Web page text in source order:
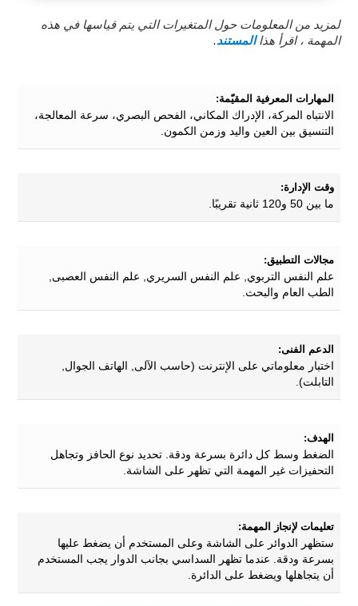
لمزيد من المعلومات حول المتغيرات التي يتم قياسها في هذه
المهمة ، اقرأ هذاالمستند.
المهارات المعرفية المقيّمة:
الانتباه المركة، الإدراك المكاني، الفحص البصري، سرعة المعالجة،
التنسيق بين العين واليد وزمن الكمون.
وقت الإدارة:
ما بين 50 و120 ثانية تقريبًا.
مجالات التطبيق:
علم النفس التربوي, علم النفس السريري, علم النفس العصبى,
الطب العام والبحث.
الدعم الفنى:
اختبار معلوماتي على الإنترنت (حاسب الآلى, الهاتف الجوال,
التابلت).
الهدف:
الضغط وسط كل دائرة بسرعة ودقة. تحديد نوع الحافز وتجاهل
التحفيزات غير المهمة التي تظهر على الشاشة.
تعليمات لإنجاز المهمة:
ستظهر الدوائر على الشاشة وعلى المستخدم أن يضغط عليها
بسرعة ودقة. عندما تظهر السداسي بجانب الدوار يجب المستخدم
أن يتجاهلها ويضغط على الدائرة.